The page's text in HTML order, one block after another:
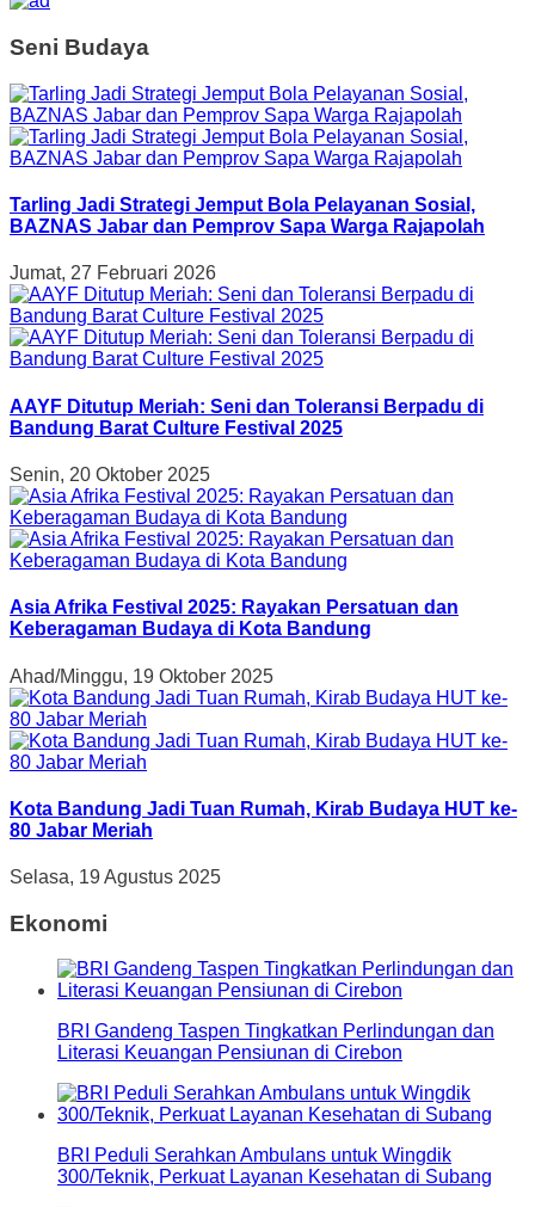
Seni Budaya
Tarling Jadi Strategi Jemput Bola Pelayanan Sosial,
BAZNAS Jabar dan Pemprov Sapa Warga Rajapolah
Jumat, 27 Februari 2026
AAYF Ditutup Meriah: Seni dan Toleransi Berpadu di
Bandung Barat Culture Festival 2025
Senin, 20 Oktober 2025
Asia Afrika Festival 2025: Rayakan Persatuan dan
Keberagaman Budaya di Kota Bandung
Ahad/Minggu, 19 Oktober 2025
Kota Bandung Jadi Tuan Rumah, Kirab Budaya HUT ke-
80 Jabar Meriah
Selasa, 19 Agustus 2025
Ekonomi
BRI Gandeng Taspen Tingkatkan Perlindungan dan
Literasi Keuangan Pensiunan di Cirebon
BRI Peduli Serahkan Ambulans untuk Wingdik
300/Teknik, Perkuat Layanan Kesehatan di Subang